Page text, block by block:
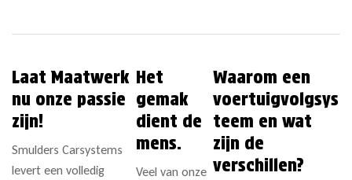
Laat Maatwerk
nu onze passie
zijn!
Smulders Carsystems
levert een volledig
Het
gemak
dient de
mens.​
Veel van onze
Waarom een
voertuigvolgsys
teem en wat
zijn de
verschillen?